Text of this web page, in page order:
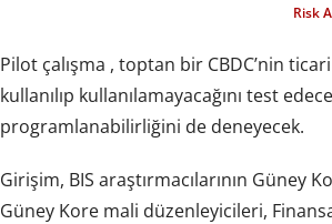
Risk
Pilot çalışma , toptan bir CBDC’nin
kullanılıp kullanılamayacağını test
programlanabilirliğini de deneyecek.
Girişim, BIS araştırmacılarının Güney
Güney Kore mali düzenleyicileri,